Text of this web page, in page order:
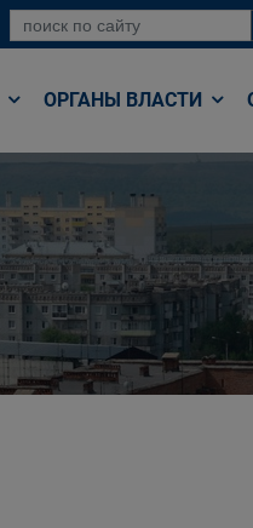
ОРГАНЫ ВЛАСТИ